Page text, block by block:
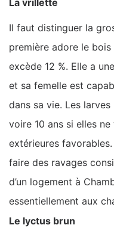
La vrillette
Il faut distinguer la
première adore le
excède 12 %. Elle a
et sa femelle est
dans sa vie. Les
voire 10 ans si elles
extérieures
faire des ravages
d’un logement à
essentiellement aux
Le lyctus brun